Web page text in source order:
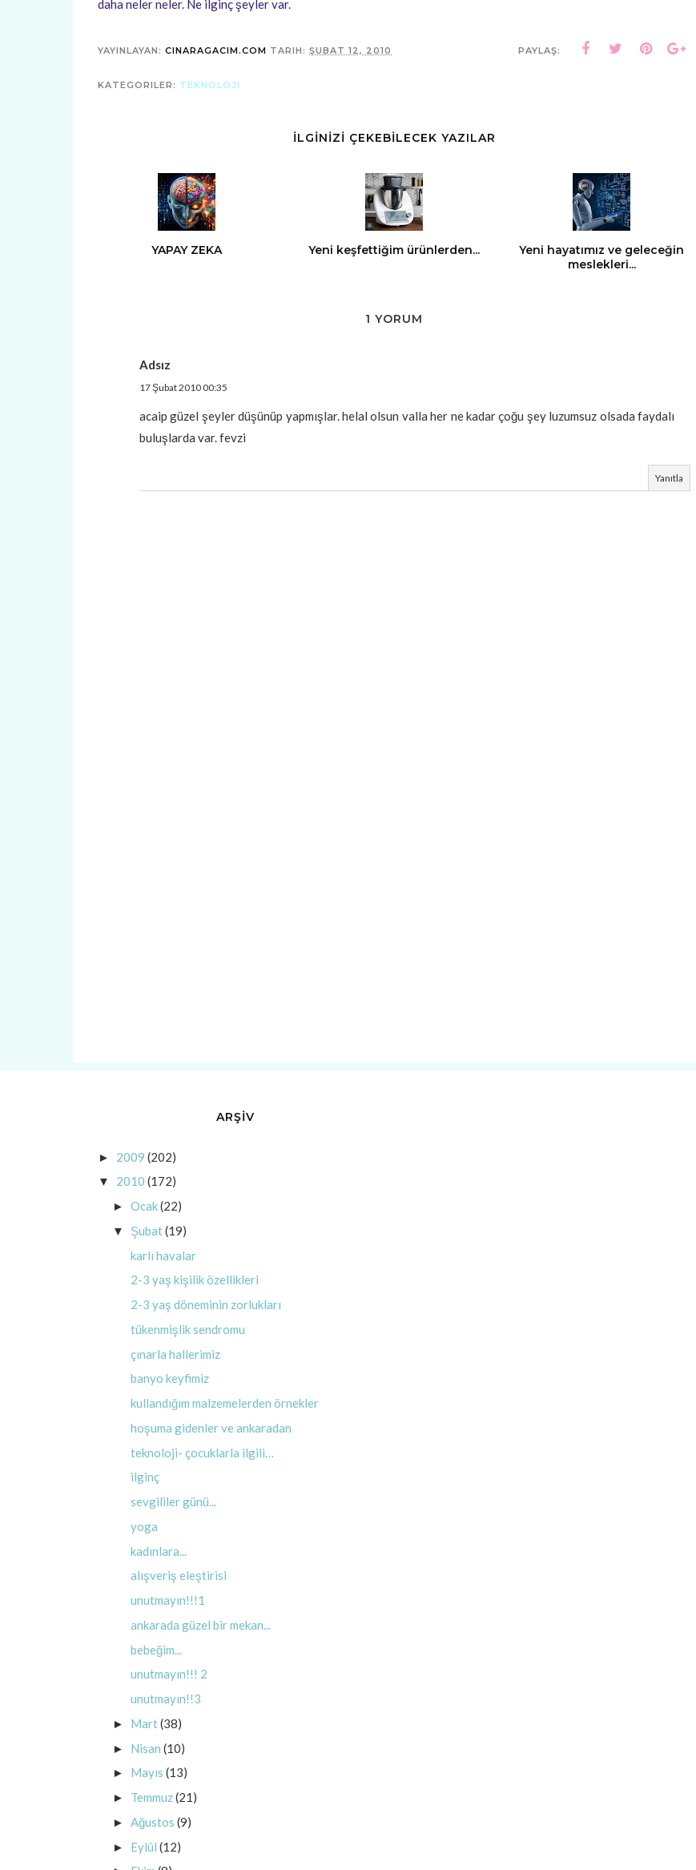
daha neler neler. Ne ilginç şeyler var.
YAYINLAYAN: CINARAGACIM.COM TARIH: ŞUBAT 12, 2010 PAYLAŞ:
KATEGORILER: TEKNOLOJI
İLGİNİZİ ÇEKEBİLECEK YAZILAR
YAPAY ZEKA Yeni keşfettiğim ürünlerden...
Yeni hayatımız ve geleceğin
meslekleri...
1 YORUM
Adsız
17 Şubat 2010 00:35
acaip güzel şeyler düşünüp yapmışlar. helal olsun valla her ne kadar çoğu şey luzumsuz olsada faydalı
buluşlarda var. fevzi
Yanıtla
ARŞİV
► 2009 (202)
▼ 2010 (172)
► Ocak(22)
▼ Şubat(19)
karlı havalar
2-3 yaş kişilik özellikleri
2-3 yaş döneminin zorlukları
tükenmişlik sendromu
çınarla hallerimiz
banyo keyfimiz
kullandığım malzemelerden örnekler
hoşuma gidenler ve ankaradan
teknoloji- çocuklarla ilgili…
ilginç
sevgililer günü...
yoga
kadınlara...
alışveriş eleştirisi
unutmayın!!!1
ankarada güzel bir mekan...
bebeğim...
unutmayın!!! 2
unutmayın!!3
► Mart(38)
► Nisan (10)
► Mayıs (13)
► Temmuz(21)
► Ağustos (9)
► Eylül (12)